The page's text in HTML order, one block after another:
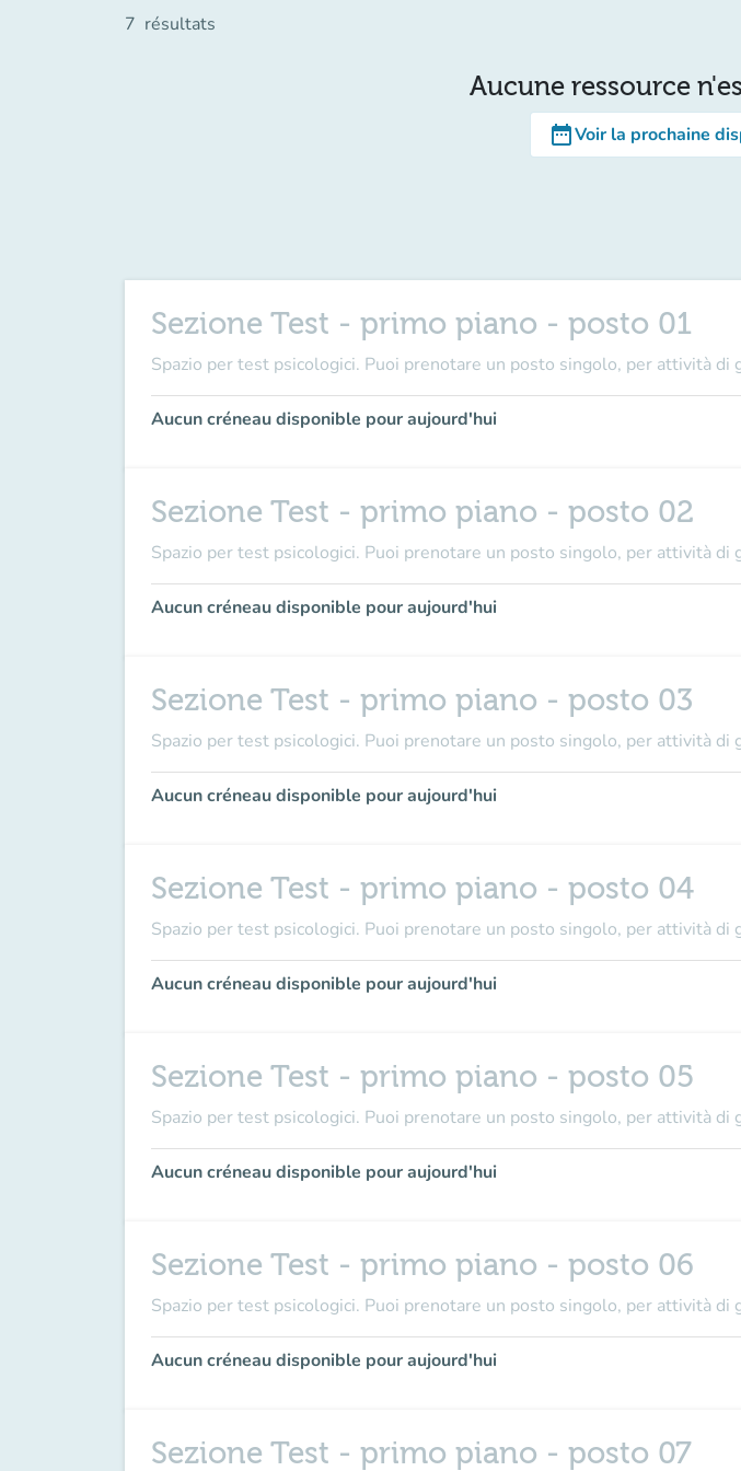
7 résultats
Aucune ressource
date_rangeVoir la prochaine
Sezione Test - primo piano - posto 01
Spazio per test psicologici. Puoi prenotare un posto singolo, per attività
Aucun créneau disponible pour aujourd'hui
Sezione Test - primo piano - posto 02
Spazio per test psicologici. Puoi prenotare un posto singolo, per attività
Aucun créneau disponible pour aujourd'hui
Sezione Test - primo piano - posto 03
Spazio per test psicologici. Puoi prenotare un posto singolo, per attività
Aucun créneau disponible pour aujourd'hui
Sezione Test - primo piano - posto 04
Spazio per test psicologici. Puoi prenotare un posto singolo, per attività
Aucun créneau disponible pour aujourd'hui
Sezione Test - primo piano - posto 05
Spazio per test psicologici. Puoi prenotare un posto singolo, per attività
Aucun créneau disponible pour aujourd'hui
Sezione Test - primo piano - posto 06
Spazio per test psicologici. Puoi prenotare un posto singolo, per attività
Aucun créneau disponible pour aujourd'hui
Sezione Test - primo piano - posto 07